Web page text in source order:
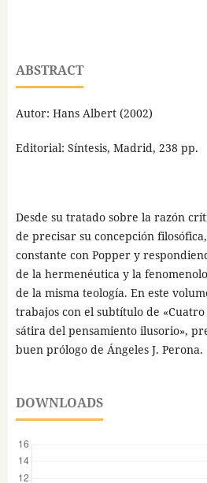
ABSTRACT
Autor: Hans Albert (2002)
Editorial: Síntesis, Madrid, 238 pp.
Desde su tratado sobre la razón
de precisar su concepción
constante con Popper y
de la hermenéutica y la
de la misma teología. En este
trabajos con el subtítulo de
sátira del pensamiento ilusorio»,
buen prólogo de Ángeles J. Perona.
DOWNLOADS